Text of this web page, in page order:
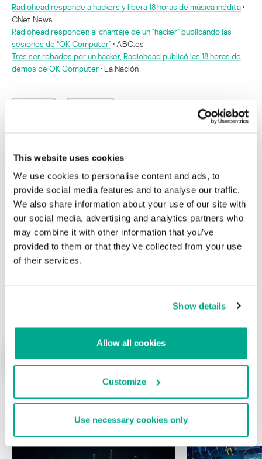
This website uses cookies
We use cookies to personalise content and ads, to
provide social media features and to analyse our traffic.
We also share information about your use of our site with
our social media, advertising and analytics partners who
may combine it with other information that you’ve
provided to them or that they’ve collected from your use
of their services.
Show details
Allow all cookies
Customize
Use necessary cookies only
Radiohead responde a hackers y libera 18 horas de música inédita•
CNet News
Radiohead responden al chantaje de un “hacker” publicando las
sesiones de “OK Computer”• ABC.es
Tras ser robados por un hacker, Radiohead publicó las 18 horas de
demos de OK Computer• La Nación
Radiohead publica 18 horas de música
inédita que hackers les habían robado
Su dirección de correo electrónico no será publicada. Los
campos obligatorios están marcados con*
ÚLTIMAS PUBLICACIONES